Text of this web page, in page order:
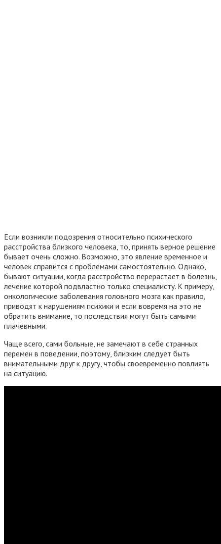
Если возникли подозрения относительно психического
расстройства близкого человека, то, принять верное решение
бывает очень сложно. Возможно, это явление временное и
человек справится с проблемами самостоятельно. Однако,
бывают ситуации, когда расстройство перерастает в болезнь,
лечение которой подвластно только специалисту. К примеру,
онкологические заболевания головного мозга как правило,
приводят к нарушениям психики и если вовремя на это не
обратить внимание, то последствия могут быть самыми
плачевными.
Чаще всего, сами больные, не замечают в себе странных
перемен в поведении, поэтому, близким следует быть
внимательными друг к другу, чтобы своевременно повлиять
на ситуацию.